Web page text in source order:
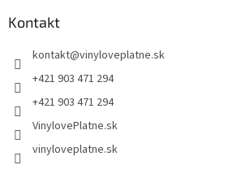
Kontakt
kontakt@vinyloveplatne.sk
+421 903 471 294
+421 903 471 294
VinylovePlatne.sk
vinyloveplatne.sk